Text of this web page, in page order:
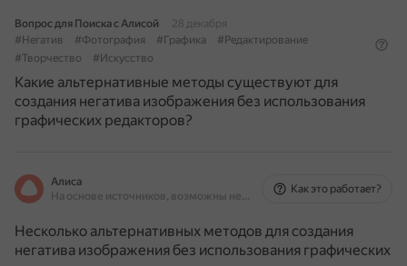
Вопрос для Поиска с Алисой
28 декабря
#Негатив
#Фотография #Графика
#Редактирование
#Творчество
#Искусство
Какие альтернативные методы существуют для
создания негатива изображения без использования
графических редакторов?
Алиса
На основе источников, возможны неточности
Как это работает?
Несколько альтернативных методов для создания
негатива изображения без использования графических